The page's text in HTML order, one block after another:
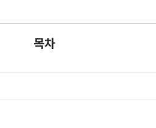
목차